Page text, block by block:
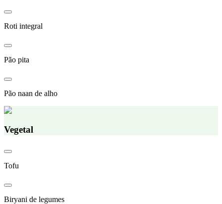
Roti integral
Pão pita
Pão naan de alho
Vegetal
Tofu
Biryani de legumes